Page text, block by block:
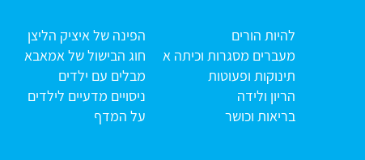
להיות הורים
מעברים מסגרות וכיתה א
תינוקות ופעוטות
הריון ולידה
בריאות וכושר
הפינה של איציק הליצן
חוג הבישול של אמאבא
מבלים עם ילדים
ניסויים מדעיים לילדים
על המדף